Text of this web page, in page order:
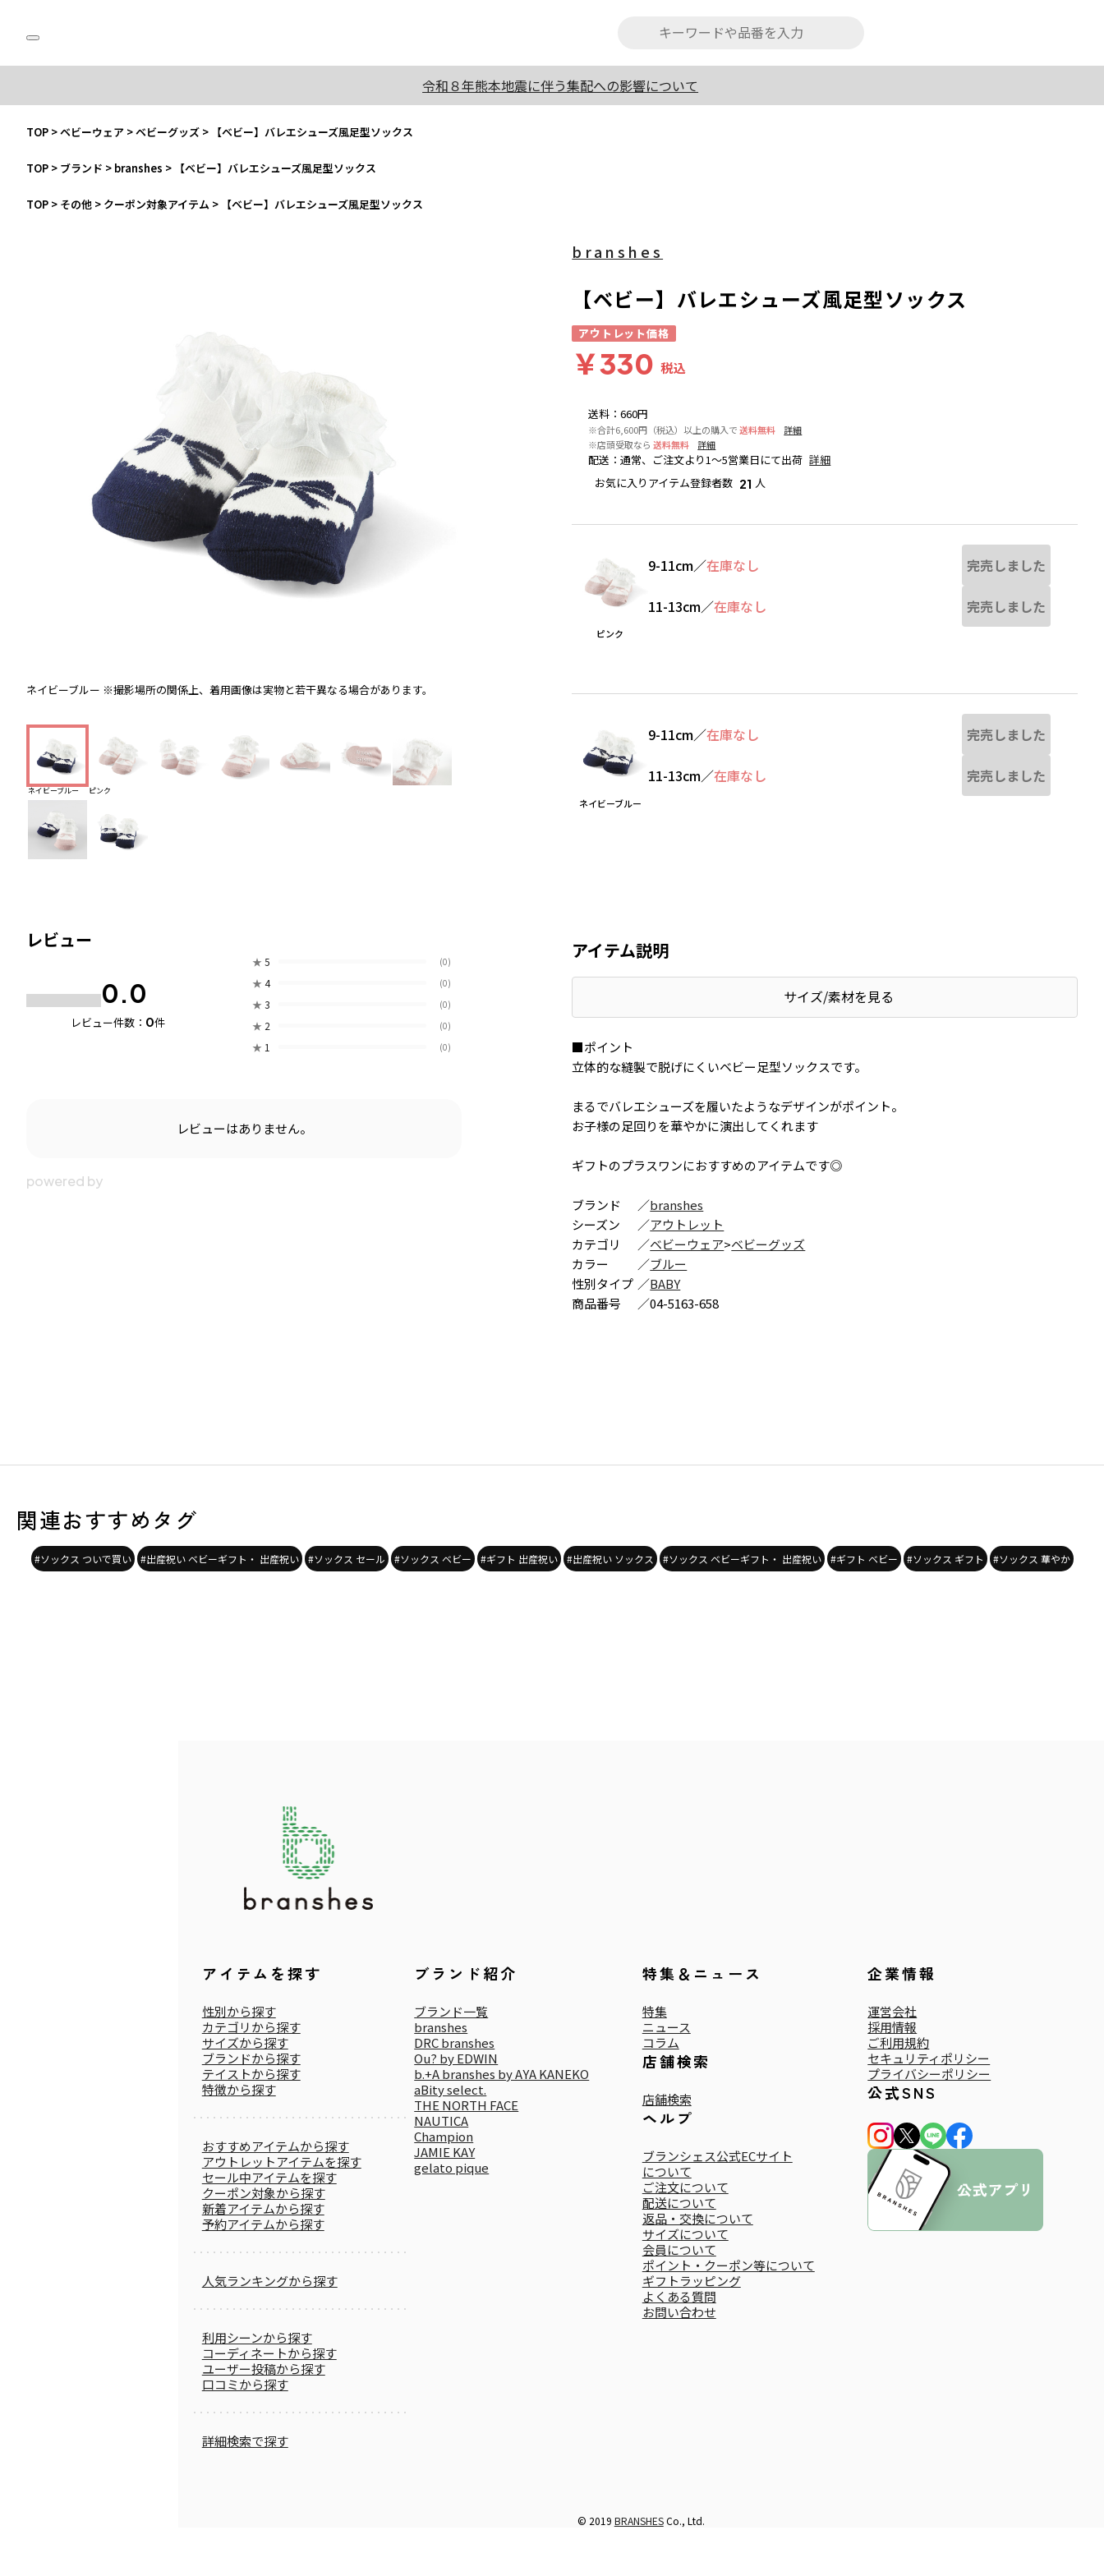
令和８年熊本地震に伴う集配への影響について
TOP >ベビーウェア >ベビーグッズ > 【ベビー】バレエシューズ風足型ソックス
TOP > ブランド > branshes > 【ベビー】バレエシューズ風足型ソックス
TOP > その他 > クーポン対象アイテム > 【ベビー】バレエシューズ風足型ソックス
ネイビーブルー ※撮影場所の関係上、着用画像は実物と若干異なる場合があります。 ※撮影場所の関係上、着用画像は実物と若干異なる場合があります。 ピンク
ネイビーブルー ピンク
レビュー
0.0
レビュー件数： 0件
★ 5 (0)
★ 4 (0)
★ 3 (0)
★ 2 (0)
★ 1 (0)
レビューはありません。
送料 ：660円
※合計6,600円（税込）以上の購入で 送料無料
詳細
※店頭受取なら 送料無料 詳細
配送 ：通常、ご注文より1～5営業日にて出荷 詳細
お気に入りアイテム登録者数 21 人
branshes
【ベビー】バレエシューズ風足型ソックス
アウトレット価格
￥330 税込
ピンク
9-11cm／在庫なし 完売しました
11-13cm／在庫なし 完売しました
ネイビーブルー
9-11cm／在庫なし 完売しました
11-13cm／在庫なし 完売しました
アイテム説明
サイズ/素材を見る
■ポイント
立体的な縫製で脱げにくいベビー足型ソックスです。
まるでバレエシューズを履いたようなデザインがポイント。
お子様の足回りを華やかに演出してくれます
ギフトのプラスワンにおすすめのアイテムです◎
ブランド ／branshes
シーズン
／アウトレット
カテゴリ
／ベビーウェア>ベビーグッズ
カラー
／ブルー
性別タイプ ／BABY
商品番号
／04-5163-658
関連おすすめタグ
#ソックス ついで買い #出産祝い ベビーギフト・ 出産祝い #ソックス セール #ソックス ベビー #ギフト 出産祝い #出産祝い ソックス #ソックス ベビーギフト・ 出産祝い #ギフト ベビー #ソックス ギフト #ソックス 華やか
アイテムを探す
性別から探す
カテゴリから探す
サイズから探す
ブランドから探す
テイストから探す
特徴から探す
おすすめアイテムから探す
アウトレットアイテムを探す
セール中アイテムを探す
クーポン対象から探す
新着アイテムから探す
予約アイテムから探す
人気ランキングから探す
利用シーンから探す
コーディネートから探す
ユーザー投稿から探す
口コミから探す
詳細検索で探す
ブランド紹介
ブランド一覧
branshes
DRC branshes
Ou? by EDWIN
b.+A branshes by AYA KANEKO
aBity select.
THE NORTH FACE
NAUTICA
Champion
JAMIE KAY
gelato pique
特集＆ニュース
特集
ニュース
コラム
店舗検索
店舗検索
ヘルプ
ブランシェス公式ECサイト
について
ご注文について
配送について
返品・交換について
サイズについて
会員について
ポイント・クーポン等について
ギフトラッピング
よくある質問
お問い合わせ
企業情報
運営会社
採用情報
ご利用規約
セキュリティポリシー
プライバシーポリシー
公式SNS
© 2019 BRANSHESCo., Ltd.